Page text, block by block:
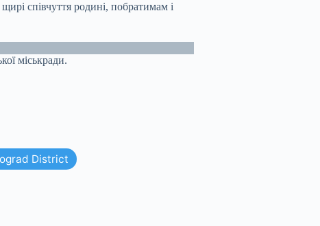
співчуття родині, побратимам і
міськради.
District